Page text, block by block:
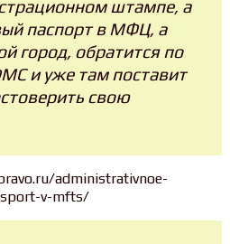
штампе, а
паспорт в МФЦ, а
город, обратится по
и уже там поставит
свою
administrativnoe-
v-mfts/